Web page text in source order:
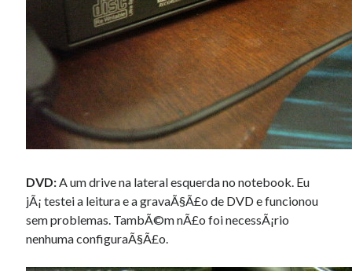
DVD:A um drive na lateral esquerda no notebook. Eu
jÃ¡ testei a leitura e a gravaÃ§Ã£o de DVD e funcionou
sem problemas. TambÃ©m nÃ£o foi necessÃ¡rio
nenhuma configuraÃ§Ã£o.